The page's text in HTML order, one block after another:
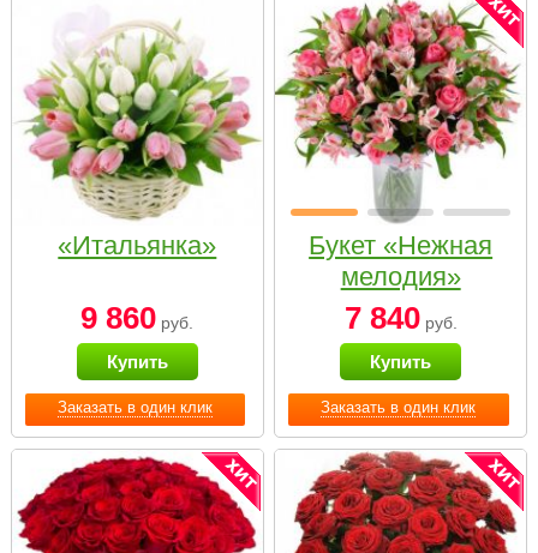
Заказать в один клик
«Итальянка»
9 860 руб.
Купить
Заказать в один клик
Букет «Нежная
мелодия»
7 840руб.
Купить